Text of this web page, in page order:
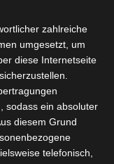
Fritzsch
in Leipzig
haben,
welche
werden
zahlreiche
umgesetzt, um
diese Internetseite
sodass ein absoluter
diesem Grund
telefonisch,